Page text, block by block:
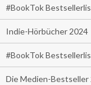
#BookTok
Indie-Hörbücher 2024
#BookTok
Die Medien-Bestseller